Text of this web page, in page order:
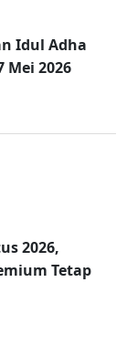
Idul Adha
Mei 2026
2026,
Tetap